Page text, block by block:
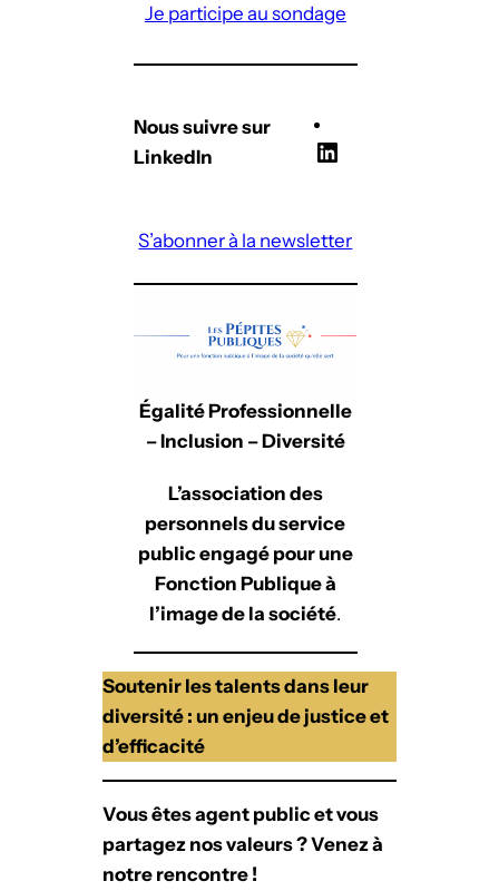
Je participe au sondage
Nous suivre sur
LinkedIn
k
I
S’abonner à la newsletter
Égalité Professionnelle
– Inclusion – Diversité
L’association des
personnels du service
public engagé pour une
Fonction Publique à
l’image de la société.
Soutenir les talents dans leur
diversité : un enjeu de justice et
d’efficacité
Vous êtes agent public et vous
partagez nos valeurs ? Venez à
notre rencontre !